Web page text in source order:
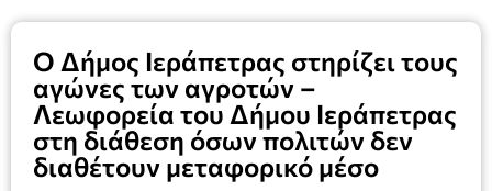
Ο Δήμος Ιεράπετρας στηρίζει τους
αγώνες των αγροτών –
Λεωφορεία του Δήμου Ιεράπετρας
στη διάθεση όσων πολιτών δεν
διαθέτουν μεταφορικό μέσο